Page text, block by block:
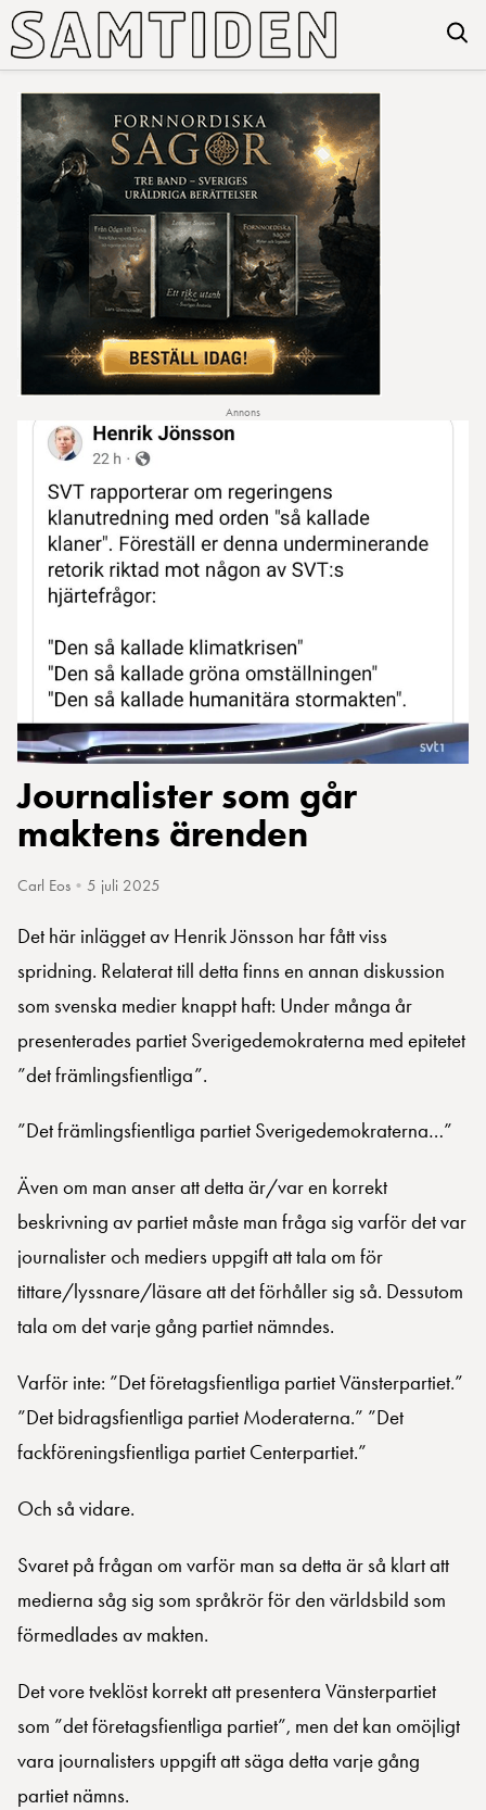
Annons
Journalister som går
maktens ärenden
Carl Eos • 5 juli 2025
Det här inlägget av Henrik Jönsson har fått viss
spridning. Relaterat till detta finns en annan diskussion
som svenska medier knappt haft: Under många år
presenterades partiet Sverigedemokraterna med epitetet
”det främlingsfientliga”.
”Det främlingsfientliga partiet Sverigedemokraterna…”
Även om man anser att detta är/var en korrekt
beskrivning av partiet måste man fråga sig varför det var
journalister och mediers uppgift att tala om för
tittare/lyssnare/läsare att det förhåller sig så. Dessutom
tala om det varje gång partiet nämndes.
Varför inte: ”Det företagsfientliga partiet Vänsterpartiet.”
”Det bidragsfientliga partiet Moderaterna.” ”Det
fackföreningsfientliga partiet Centerpartiet.”
Och så vidare.
Svaret på frågan om varför man sa detta är så klart att
medierna såg sig som språkrör för den världsbild som
förmedlades av makten.
Det vore tveklöst korrekt att presentera Vänsterpartiet
som ”det företagsfientliga partiet”, men det kan omöjligt
vara journalisters uppgift att säga detta varje gång
partiet nämns.